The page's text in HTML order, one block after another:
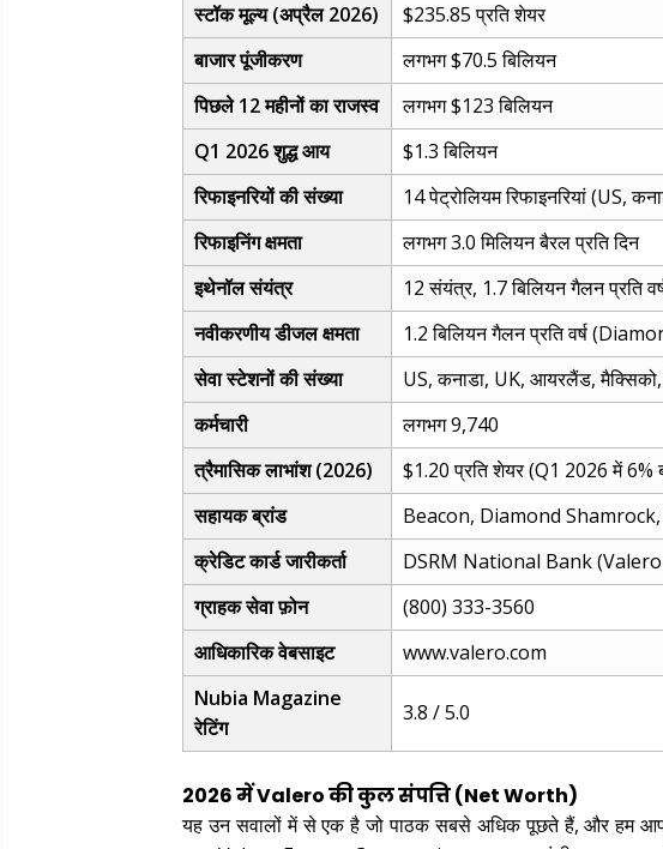
स्टॉक मूल्य (अप्रैल 2026)
$235.85 प्रति शेयर
बाजार पूंजीकरण
लगभग $70.5 बिलियन
पिछले 12 महीनों का राजस्व
लगभग $123 बिलियन
Q1 2026 शुद्ध आय
$1.3 बिलियन
रिफाइनरियों की संख्या
14 पेट्रोलियम रिफाइनरियां (US,
रिफाइनिंग क्षमता
लगभग 3.0 मिलियन बैरल प्रति दिन
इथेनॉल संयंत्र
12 संयंत्र, 1.7 बिलियन गैलन प्रति
नवीकरणीय डीजल क्षमता
1.2 बिलियन गैलन प्रति वर्ष
सेवा स्टेशनों की संख्या
US, कनाडा, UK, आयरलैंड,
कर्मचारी
लगभग 9,740
त्रैमासिक लाभांश (2026)
$1.20 प्रति शेयर (Q1 2026 में 6%
सहायक ब्रांड
Beacon, Diamond
क्रेडिट कार्ड जारीकर्ता
DSRM National Bank
ग्राहक सेवा फ़ोन
(800) 333-3560
आधिकारिक वेबसाइट
www.valero.com
Nubia Magazine
रेटिंग
3.8 / 5.0
2026 में Valero की कुल संपत्ति (Net Worth)
यह उन सवालों में से एक है जो पाठक सबसे अधिक पूछते हैं, और हम